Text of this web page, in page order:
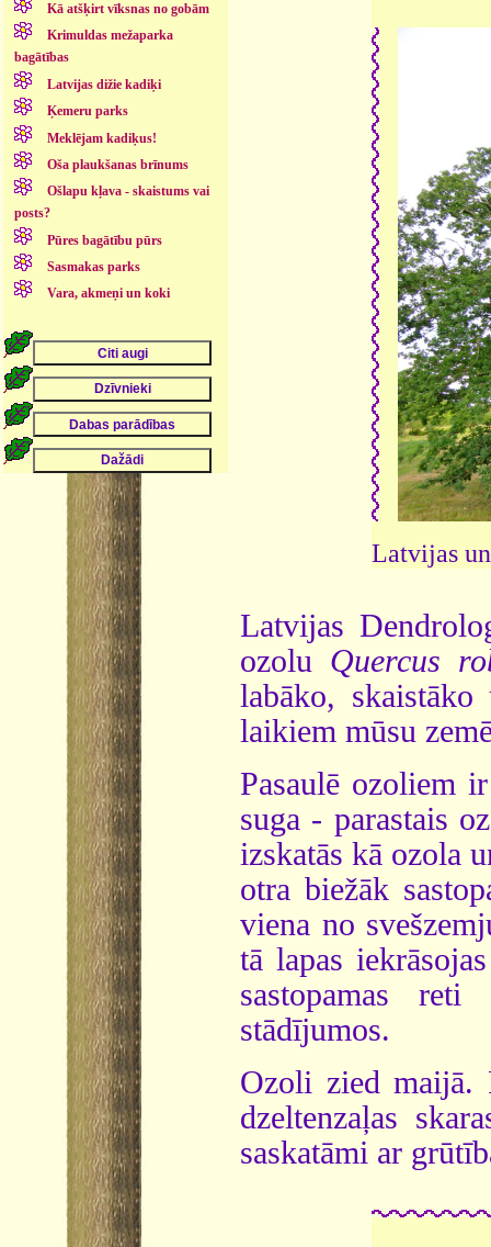
Kā atšķirt vīksnas no gobām
Krimuldas mežaparka
bagātības
Latvijas dižie kadiķi
Ķemeru parks
Meklējam kadiķus!
Oša plaukšanas brīnums
Ošlapu kļava - skaistums vai
posts?
Pūres bagātību pūrs
Sasmakas parks
Vara, akmeņi un koki
Latvijas
Latvijas
ozolu Quercus
labāko,
laikiem mūsu
Pasaulē ozoliem
suga - parastais
izskatās kā ozola
otra biežāk
viena no
tā lapas
sastopamas
stādījumos.
Ozoli zied maijā.
dzeltenzaļas
saskatāmi ar